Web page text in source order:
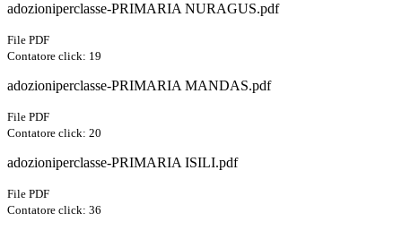
adozioniperclasse-PRIMARIA NURAGUS.pdf
File PDF
Contatore click: 19
adozioniperclasse-PRIMARIA MANDAS.pdf
File PDF
Contatore click: 20
adozioniperclasse-PRIMARIA ISILI.pdf
File PDF
Contatore click: 36